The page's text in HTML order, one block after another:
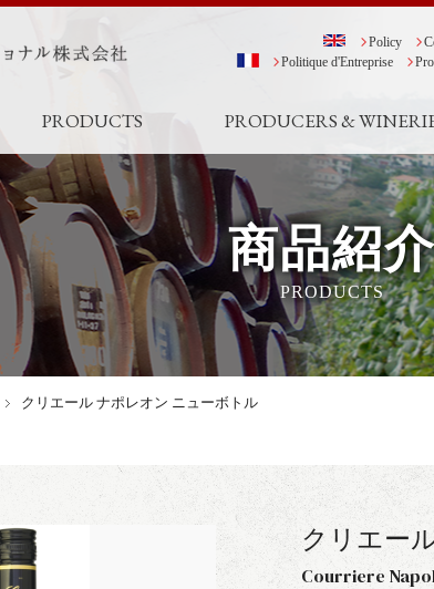
Policy
Politique d'Entreprise
PRODUCTS PRODUCERS &
商品紹
PRODUCTS
クリエール ナポレオン ニューボトル
クリエー
Courriere